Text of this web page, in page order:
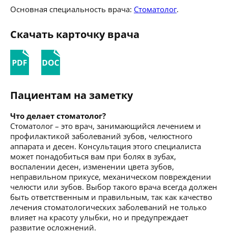
Основная специальность врача: Стоматолог.
Скачать карточку врача
Пациентам на заметку
Что делает стоматолог?
Стоматолог – это врач, занимающийся лечением и
профилактикой заболеваний зубов, челюстного
аппарата и десен. Консультация этого специалиста
может понадобиться вам при болях в зубах,
воспалении десен, изменении цвета зубов,
неправильном прикусе, механическом повреждении
челюсти или зубов. Выбор такого врача всегда должен
быть ответственным и правильным, так как качество
лечения стоматологических заболеваний не только
влияет на красоту улыбки, но и предупреждает
развитие осложнений.